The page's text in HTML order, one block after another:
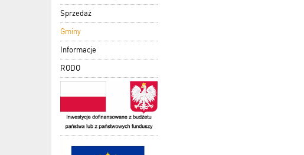
Sprzedaż
Gminy
Informacje
RODO